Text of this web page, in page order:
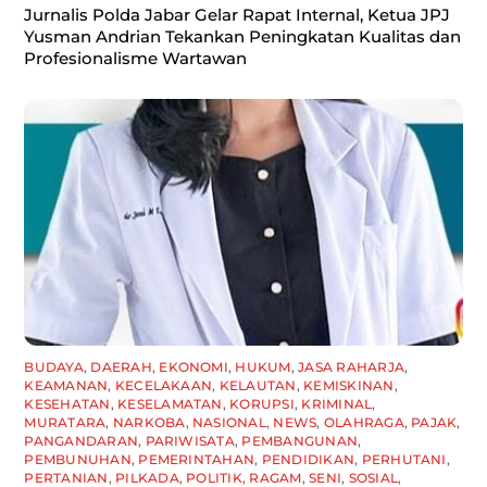
Jurnalis Polda Jabar Gelar Rapat Internal, Ketua JPJ
Yusman Andrian Tekankan Peningkatan Kualitas dan
Profesionalisme Wartawan
BUDAYA, DAERAH, EKONOMI, HUKUM,JASA RAHARJA,
KEAMANAN, KECELAKAAN, KELAUTAN , KEMISKINAN ,
KESEHATAN , KESELAMATAN , KORUPSI, KRIMINAL ,
MURATARA, NARKOBA, NASIONAL , NEWS, OLAHRAGA, PAJAK,
PANGANDARAN, PARIWISATA, PEMBANGUNAN,
PEMBUNUHAN, PEMERINTAHAN, PENDIDIKAN, PERHUTANI ,
PERTANIAN , PILKADA, POLITIK, RAGAM,SENI, SOSIAL ,